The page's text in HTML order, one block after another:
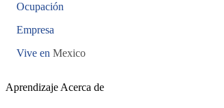
Ocupación
Empresa
Vive en Mexico
Aprendizaje Acerca de